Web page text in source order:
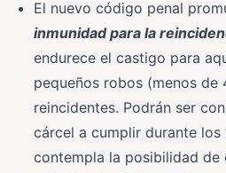
El nuevo código penal
inmunidad para la
endurece el castigo para
pequeños robos (menos de
reincidentes. Podrán ser
cárcel a cumplir durante los
contempla la posibilidad de